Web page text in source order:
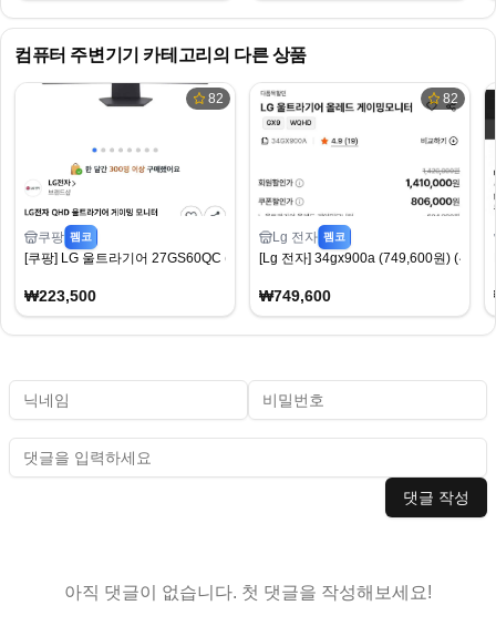
컴퓨터 주변기기 카테고리의 다른 상품
82
쿠팡 펨코
[쿠팡] LG 울트라기어 27GS60QC (223,500원) (무료)
₩223,500
82
Lg 전자 펨코
[Lg 전자] 34gx900a (749,600원) (무료)
₩749,600
댓글 작성
아직 댓글이 없습니다. 첫 댓글을 작성해보세요!